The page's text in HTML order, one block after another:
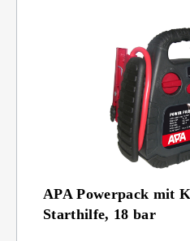
APA Powerpack mit
Starthilfe, 18 bar